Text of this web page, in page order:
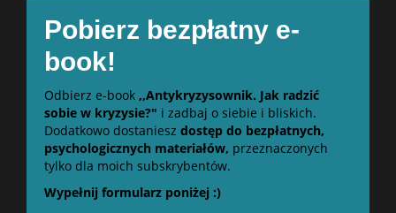
Pobierz bezpłatny e-
book!
Odbierz e-book ,,Antykryzysownik. Jak radzić
sobie w kryzysie?" i zadbaj o siebie i bliskich.
Dodatkowo dostaniesz dostęp do bezpłatnych,
psychologicznych materiałów, przeznaczonych
tylko dla moich subskrybentów.
Wypełnij formularz poniżej :)